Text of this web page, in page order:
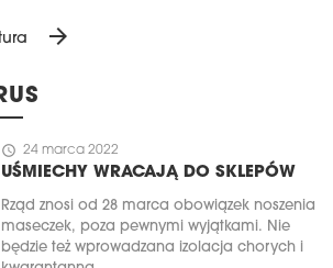
arrow_forward
schedule 24 marca 2022
UŚMIECHY WRACAJĄ DO SKLEPÓW
Rząd znosi od 28 marca obowiązek noszenia
maseczek, poza pewnymi wyjątkami. Nie
będzie też wprowadzana izolacja chorych i